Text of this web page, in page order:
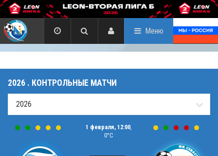
Меню
2026 . КОНТРОЛЬНЫЕ МАТЧИ
1 февраля, 12:00
0°C